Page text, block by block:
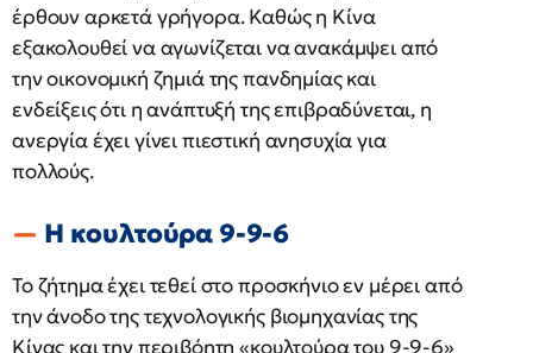
έρθουν αρκετά γρήγορα. Καθώς η Κίνα
εξακολουθεί να αγωνίζεται να ανακάμψει από
την οικονομική ζημιά της πανδημίας και
ενδείξεις ότι η ανάπτυξή της επιβραδύνεται, η
ανεργία έχει γίνει πιεστική ανησυχία για
πολλούς.
Η κουλτούρα 9-9-6
Το ζήτημα έχει τεθεί στο προσκήνιο εν μέρει από
την άνοδο της τεχνολογικής βιομηχανίας της
Κίνας και την περιβόητη «κουλτούρα του 9-9-6»